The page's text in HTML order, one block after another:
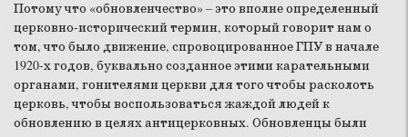
Потому что «обновленчество» – это вполне определенный
церковно-исторический термин, который говорит нам о
том, что было движение, спровоцированное ГПУ в начале
1920-х годов, буквально созданное этими карательными
органами, гонителями церкви для того чтобы расколоть
церковь, чтобы воспользоваться жаждой людей к
обновлению в целях антицерковных. Обновленцы были